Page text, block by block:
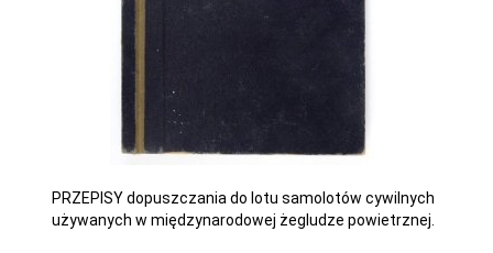
PRZEPISY dopuszczania do lotu samolotów cywilnych
używanych w międzynarodowej żegludze powietrznej.